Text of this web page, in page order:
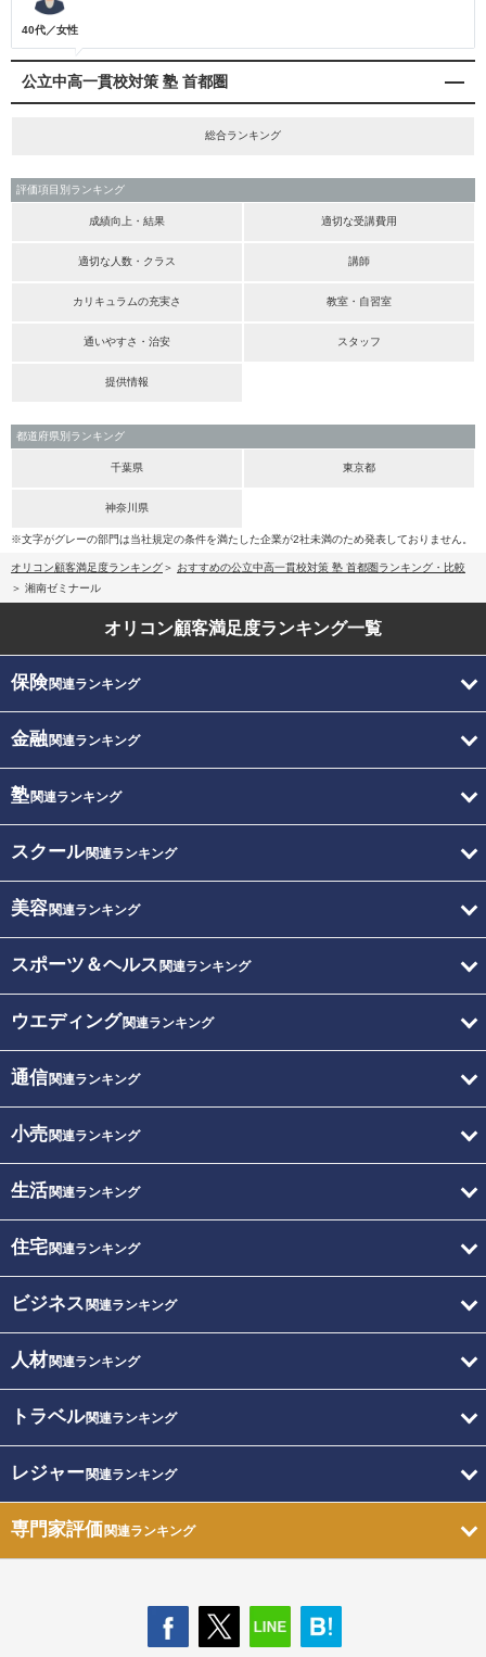
40代／女性
公立中高一貫校対策 塾 首都圏
総合ランキング
評価項目別ランキング
成績向上・結果 適切な受講費用
適切な人数・クラス 講師
カリキュラムの充実さ 教室・自習室
通いやすさ・治安 スタッフ
提供情報
都道府県別ランキング
千葉県 東京都
神奈川県
※文字がグレーの部門は当社規定の条件を満たした企業が2社未満のため発表しておりません。
オリコン顧客満足度ランキング
おすすめの公立中高一貫校対策 塾 首都圏ランキング・比較
湘南ゼミナール
オリコン顧客満足度ランキング一覧
保険関連ランキング
金融関連ランキング
塾関連ランキング
スクール関連ランキング
美容関連ランキング
スポーツ＆ヘルス 関連ランキング
ウエディング関連ランキング
通信関連ランキング
小売関連ランキング
生活関連ランキング
住宅関連ランキング
ビジネス 関連ランキング
人材関連ランキング
トラベル関連ランキング
レジャー関連ランキング
専門家評価関連ランキング